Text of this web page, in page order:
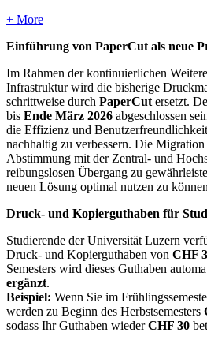
+ More
Einführung von PaperCut als neue
Im Rahmen der kontinuierlichen
Infrastruktur wird die bisherige
schrittweise durch PaperCut ersetzt.
bis Ende März 2026 abgeschlossen
die Effizienz und
nachhaltig zu verbessern. Die
Abstimmung mit der Zentral- und
reibungslosen Übergang zu
neuen Lösung optimal nutzen zu
Druck- und Kopierguthaben für
Studierende der Universität Luzern
Druck- und Kopierguthaben von CHF
Semesters wird dieses Guthaben
ergänzt.
Beispiel: Wenn Sie im
werden zu Beginn des Herbstsemesters
sodass Ihr Guthaben wiederCHF 30